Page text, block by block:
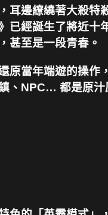
耳邊繚繞著大殺特
已經誕生了將近十
甚至是一段青春。
原當年端遊的操作
、NPC… 都是原